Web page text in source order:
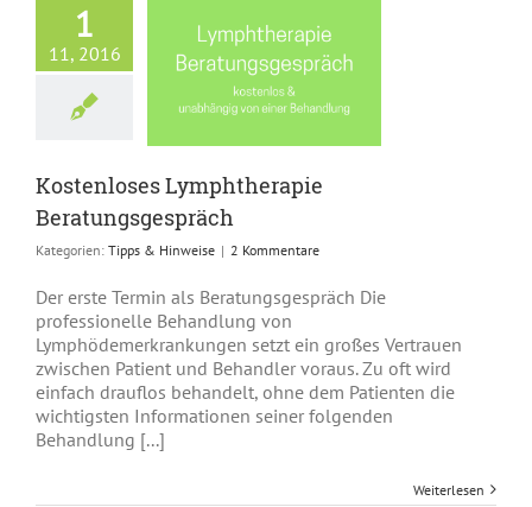
1
11, 2016
Kostenloses Lymphtherapie
Beratungsgespräch
Kategorien: Tipps & Hinweise | 2 Kommentare
Der erste Termin als Beratungsgespräch Die
professionelle Behandlung von
Lymphödemerkrankungen setzt ein großes Vertrauen
zwischen Patient und Behandler voraus. Zu oft wird
einfach drauflos behandelt, ohne dem Patienten die
wichtigsten Informationen seiner folgenden
Behandlung [...]
Weiterlesen